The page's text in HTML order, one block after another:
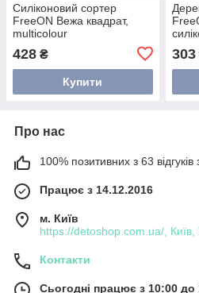
Силіконовий сортер
FreeON Вежа квадрат,
multicolour
428 ₴
Купити
303
Про нас
100% позитивних з 63 відгуків
Працює з 14.12.2016
м. Київ
https://detoshop.com.ua/, Київ,
Контакти
Сьогодні працює з 10:00 до